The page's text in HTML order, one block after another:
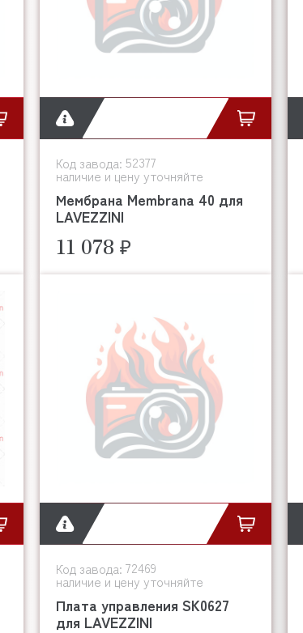
Код завода: 52377
наличие и цену уточняйте
Мембрана Membrana 40 для
LAVEZZINI
11 078 ₽
Код завода: 72469
наличие и цену уточняйте
Плата управления SK0627
для LAVEZZINI